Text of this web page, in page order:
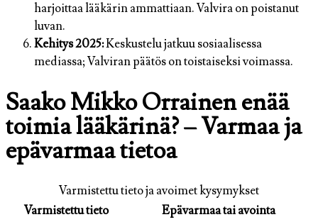
harjoittaa lääkärin ammattiaan. Valvira on poistanut
luvan.
Kehitys 2025:Keskustelu jatkuu sosiaalisessa
mediassa; Valviran päätös on toistaiseksi voimassa.
Saako Mikko Orrainen enää
toimia lääkärinä? – Varmaa ja
epävarmaa tietoa
Varmistettu tieto ja avoimet kysymykset
Varmistettu tieto
Epävarmaa tai avointa